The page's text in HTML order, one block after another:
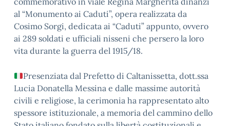
al “Monumento ai Caduti”, opera realizzata da
Cosimo Sorgi, dedicata ai “Caduti” appunto, ovvero
ai 289 soldati e ufficiali nisseni che persero la loro
vita durante la guerra del 1915/18.
Presenziata dal Prefetto di Caltanissetta, dott.ssa
Lucia Donatella Messina e dalle massime autorità
civili e religiose, la cerimonia ha rappresentato alto
spessore istituzionale, a memoria del cammino dello